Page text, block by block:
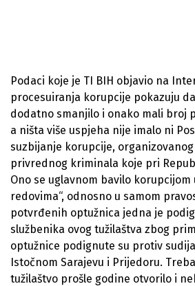
Podaci koje je TI BIH objavio na
procesuiranja korupcije pokazuju
dodatno smanjilo i onako mali broj
a ništa više uspjeha nije imalo ni
suzbijanje korupcije,
privrednog kriminala koje pri
Ono se uglavnom bavilo korupcijom
redovima“, odnosno u samom
potvrđenih optužnica jedna je
službenika ovog tužilaštva zbog
optužnice podignute su protiv
Istočnom Sarajevu i Prijedoru.
tužilaštvo prošle godine otvorilo i